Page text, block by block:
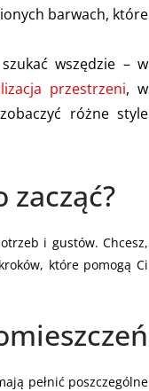
barwach, które
wszędzie – w
przestrzeni, w
różne style
i gustów. Chcesz,
które pomogą Ci
pełnić poszczególne